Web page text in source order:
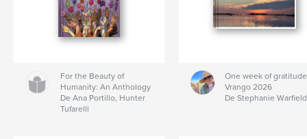
For the Beauty of
Humanity: An Anthology
De Ana Portillo, Hunter
Tufarelli
One week of
Vrango 2026
De Stephanie Warfield